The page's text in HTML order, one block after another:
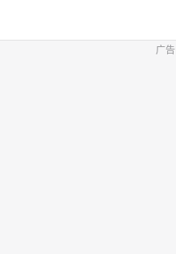
广告